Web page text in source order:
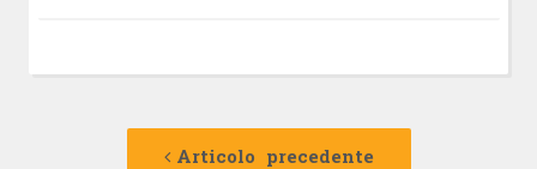
Navigazione
Articolo precedente
Articolo